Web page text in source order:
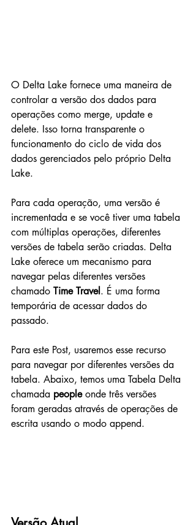
O Delta Lake fornece uma maneira de
controlar a versão dos dados para
operações como merge, update e
delete. Isso torna transparente o
funcionamento do ciclo de vida dos
dados gerenciados pelo próprio Delta
Lake.
Para cada operação, uma versão é
incrementada e se você tiver uma tabela
com múltiplas operações, diferentes
versões de tabela serão criadas. Delta
Lake oferece um mecanismo para
navegar pelas diferentes versões
chamado Time Travel. É uma forma
temporária de acessar dados do
passado.
Para este Post, usaremos esse recurso
para navegar por diferentes versões da
tabela. Abaixo, temos uma Tabela Delta
chamada people onde três versões
foram geradas através de operações de
escrita usando o modo append.